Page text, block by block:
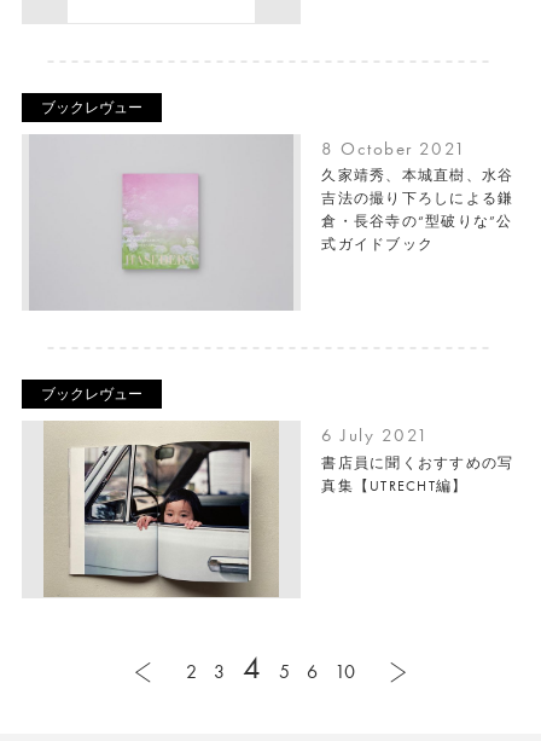
ブックレヴュー
8 October 2021
久家靖秀、本城直樹、水谷
吉法の撮り下ろしによる鎌
倉・長谷寺の“型破りな”公
式ガイドブック
ブックレヴュー
6 July 2021
書店員に聞くおすすめの写
真集【UTRECHT編】
2 3 4 5 6 10